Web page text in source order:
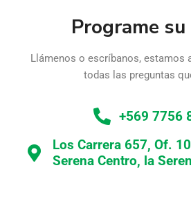
Programe
Llámenos o escríbanos, estamos
todas las preguntas
+569 7756
Los Carrera 657, Of.
Serena Centro, la